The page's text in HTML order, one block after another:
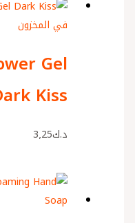
في المخزون
Gel
Kiss
د.ك3٫25